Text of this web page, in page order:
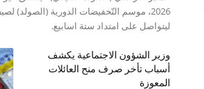
ليتواصل على امتداد ستة اسابيع.
وزير الشؤون الاجتماعية يكشف
أسباب تأخر صرف منح العائلات
المعوزة